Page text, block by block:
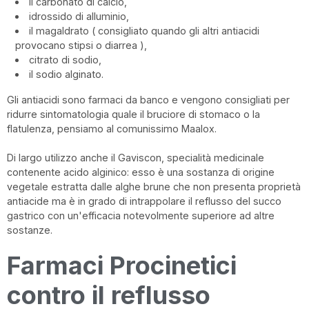
idrossido di alluminio,
il magaldrato ( consigliato quando gli altri antiacidi
provocano stipsi o diarrea ),
citrato di sodio,
il sodio alginato.
Gli antiacidi sono farmaci da banco e vengono consigliati per
ridurre sintomatologia quale il bruciore di stomaco o la
flatulenza, pensiamo al comunissimo Maalox.
Di largo utilizzo anche il Gaviscon, specialità medicinale
contenente acido alginico: esso è una sostanza di origine
vegetale estratta dalle alghe brune che non presenta proprietà
antiacide ma è in grado di intrappolare il reflusso del succo
gastrico con un'efficacia notevolmente superiore ad altre
sostanze.
Farmaci Procinetici
contro il reflusso